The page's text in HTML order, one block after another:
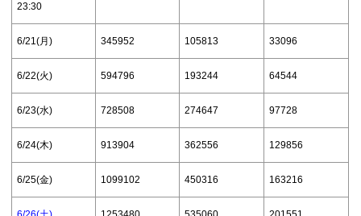
23:30
6/21(月) 345952 105813 33096
6/22(火) 594796 193244 64544
6/23(水) 728508 274647 97728
6/24(木) 913904 362556 129856
6/25(金) 1099102 450316 163216